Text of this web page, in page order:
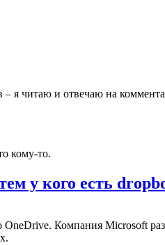
я читаю и отвечаю на
кому-то.
у кого есть
OneDrive. Компания Microsoft